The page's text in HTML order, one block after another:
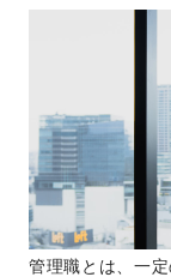
管理職とは、一